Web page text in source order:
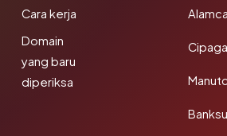
Cara kerja
Domain
yang baru
diperiksa